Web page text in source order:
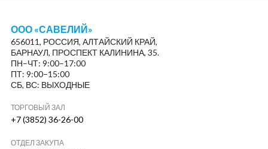
ООО «САВЕЛИЙ»
656011, РОССИЯ, АЛТАЙСКИЙ КРАЙ,
БАРНАУЛ, ПРОСПЕКТ КАЛИНИНА, 35.
ПН–ЧТ: 9:00–17:00
ПТ: 9:00–15:00
СБ, ВС: ВЫХОДНЫЕ
ТОРГОВЫЙ ЗАЛ
+7 (3852) 36-26-00
ОТДЕЛ ЗАКУПА